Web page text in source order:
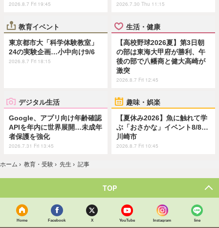
2026.8.7 Fri 19:45 2026.7.30 Thu 11:15
教育イベント
東京都市大「科学体験教室」
24の実験企画…小中向け9/6
2026.8.7 Fri 18:15
生活・健康
【高校野球2026夏】第3日朝
の部は東海大甲府が勝利、午
後の部で八幡商と健大高崎が
激突
2026.8.7 Fri 12:45
デジタル生活
Google、アプリ向け年齢確認
APIを年内に世界展開…未成年
者保護を強化
2026.7.31 Fri 13:45
趣味・娯楽
【夏休み2026】魚に触れて学
ぶ「おさかな」イベント8/8…
川崎市
2026.8.7 Fri 10:45
ホーム › 教育・受験 › 先生 › 記事
TOP
Home Facebook X YouTube Instagram line